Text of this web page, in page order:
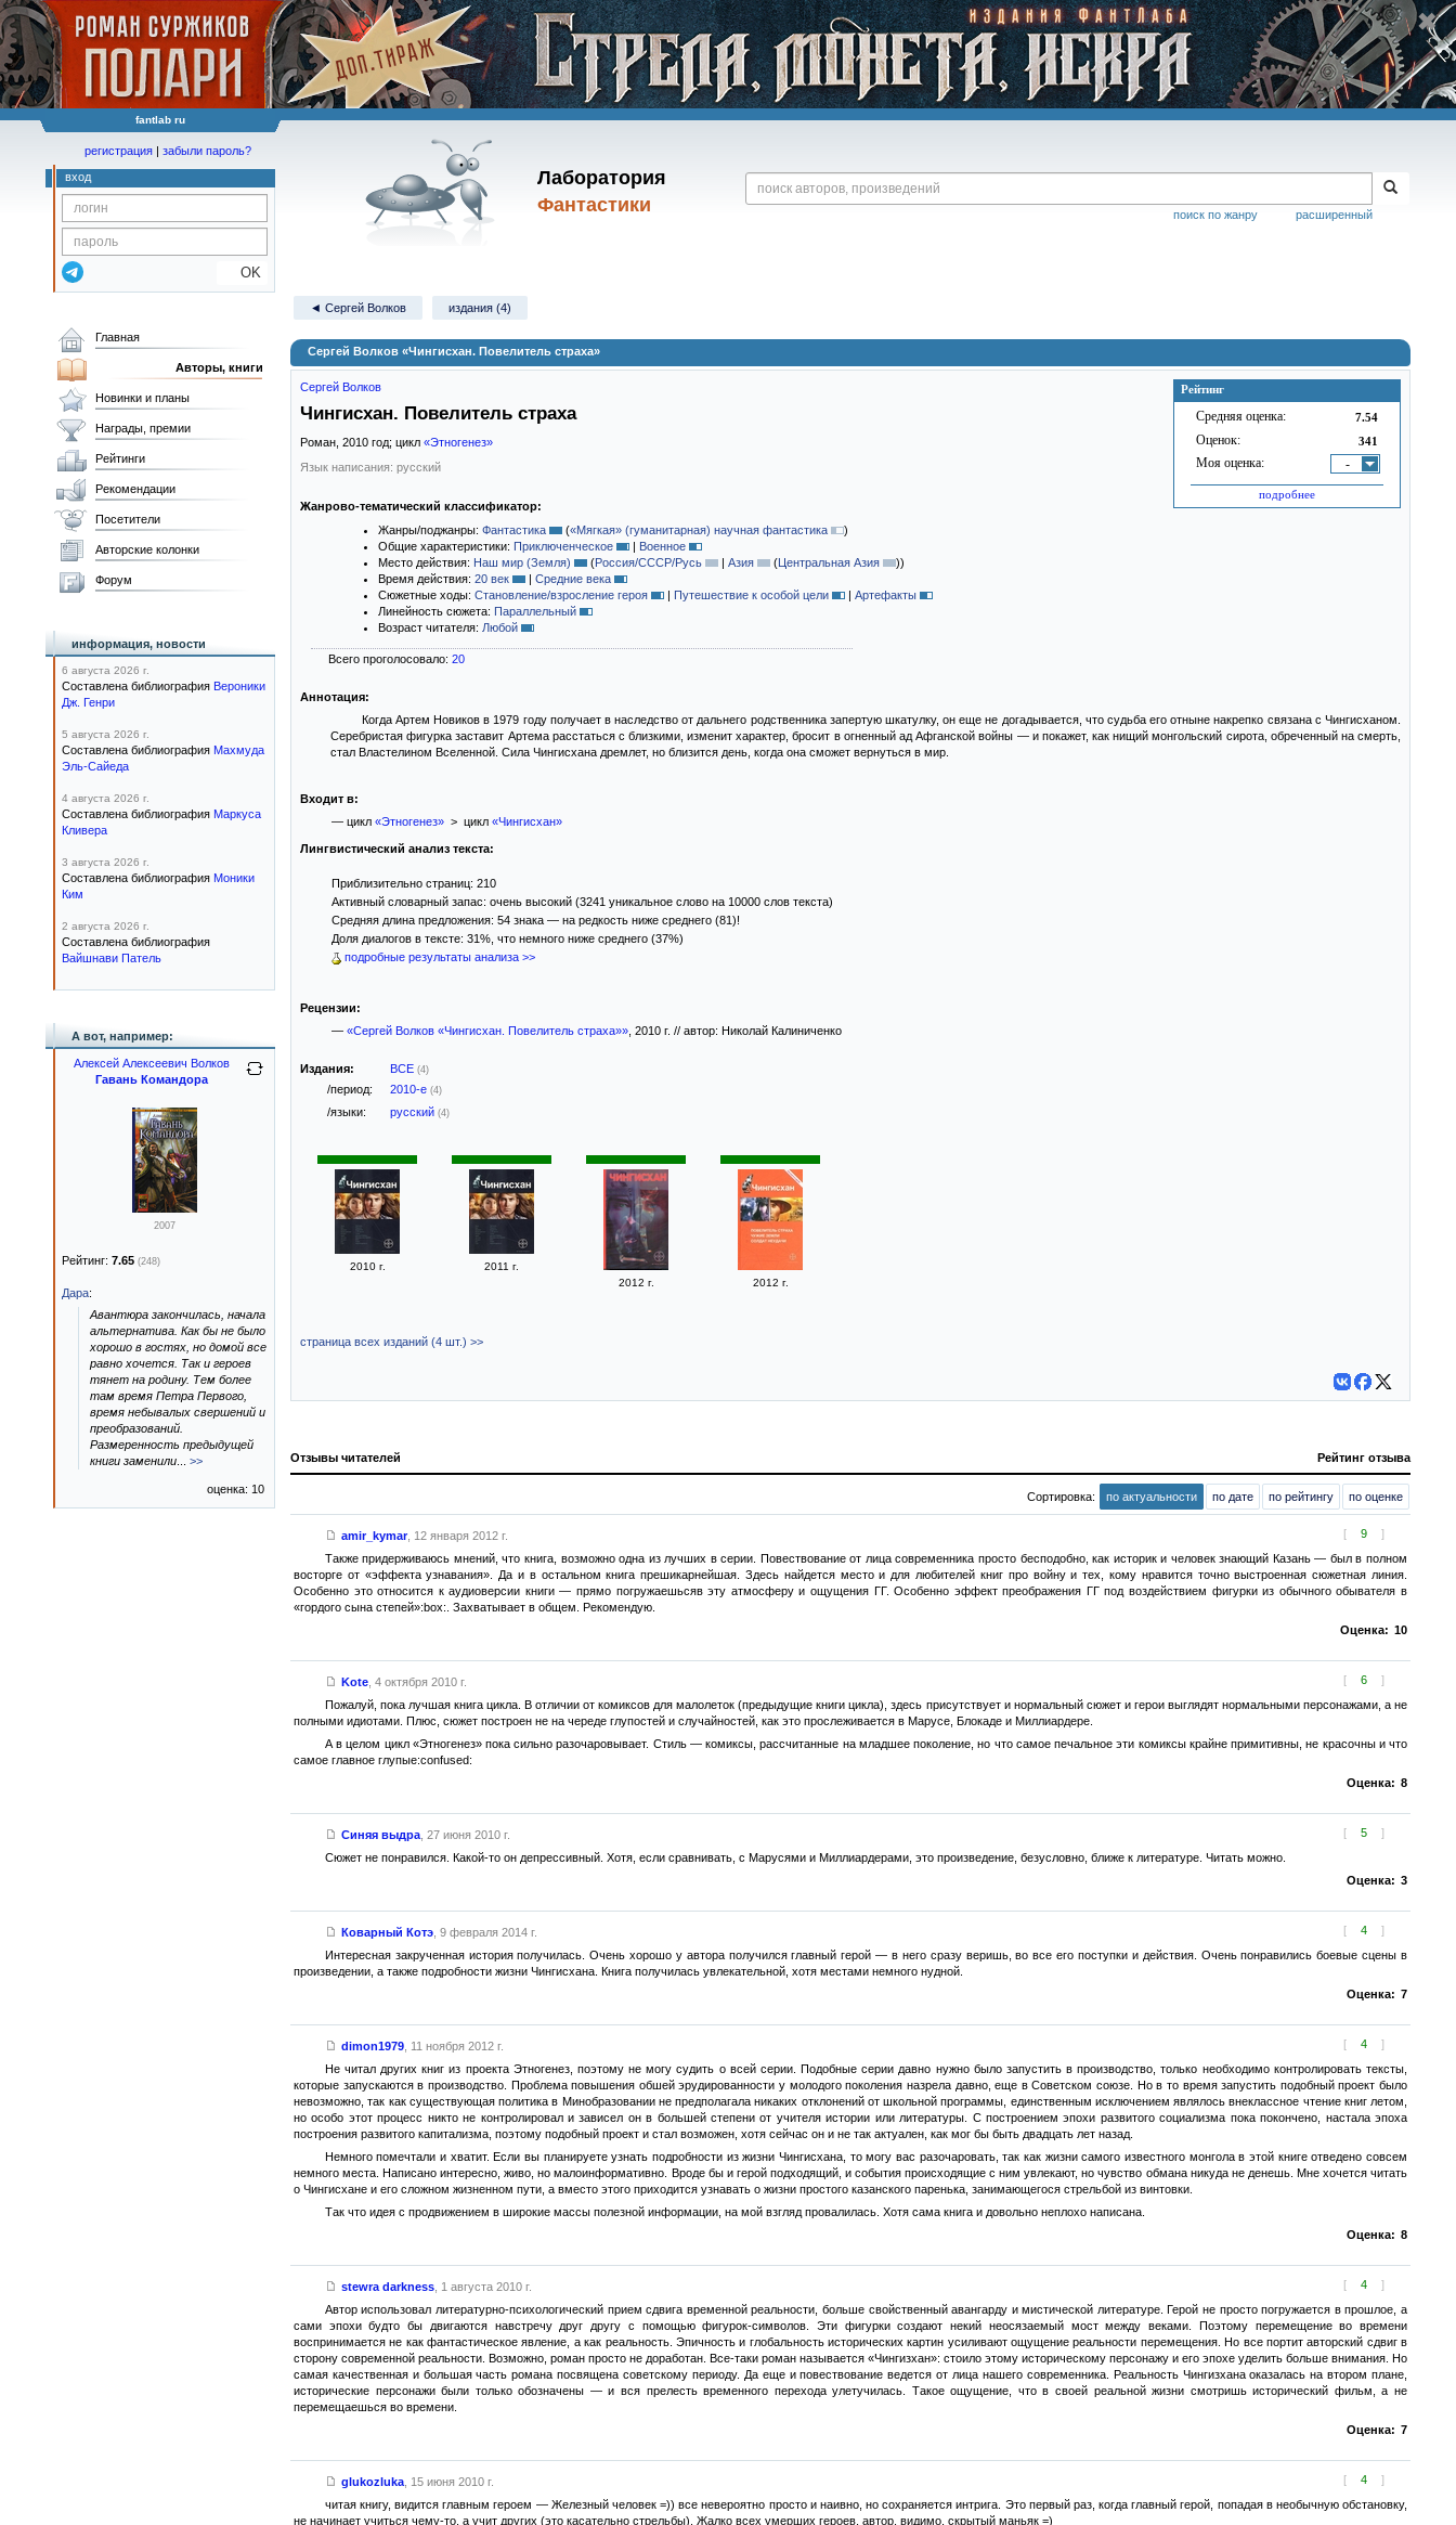
fantlab ru
Лаборатория
Фантастики
расширенный
поиск по жанру
регистрация | забыли пароль?
вход
OK
◄ Сергей Волков издания (4)
Сергей Волков «Чингисхан. Повелитель страха»
Рейтинг
Средняя оценка: 7.54
Оценок: 341
Моя оценка: -
подробнее
Сергей Волков
Чингисхан. Повелитель страха
Роман, 2010 год; цикл «Этногенез»
Язык написания: русский
Жанрово-тематический классификатор:
Жанры/поджанры: Фантастика («Мягкая» (гуманитарная) научная фантастика
)
Общие характеристики: Приключенческое | Военное
Место действия: Наш мир (Земля) (Россия/СССР/Русь | Азия (Центральная Азия ))
Время действия: 20 век | Средние века
Сюжетные ходы: Становление/взросление героя | Путешествие к особой цели | Артефакты
Линейность сюжета: Параллельный
Возраст читателя: Любой
Всего проголосовало: 20
Аннотация:
Когда Артем Новиков в 1979 году получает в наследство от дальнего родственника запертую шкатулку, он еще не догадывается, что судьба его отныне накрепко связана с Чингисханом.
Серебристая фигурка заставит Артема расстаться с близкими, изменит характер, бросит в огненный ад Афганской войны — и покажет, как нищий монгольский сирота, обреченный на смерть,
стал Властелином Вселенной. Сила Чингисхана дремлет, но близится день, когда она сможет вернуться в мир.
Входит в:
— цикл «Этногенез»> цикл «Чингисхан»
Лингвистический анализ текста:
Приблизительно страниц: 210
Активный словарный запас: очень высокий (3241 уникальное слово на 10000 слов текста)
Средняя длина предложения: 54 знака — на редкость ниже среднего (81)!
Доля диалогов в тексте: 31%, что немного ниже среднего (37%)
подробные результаты анализа >>
Рецензии:
— «Сергей Волков «Чингисхан. Повелитель страха»», 2010 г. // автор: Николай Калиниченко
Издания: ВСЕ (4)
/период: 2010-е (4)
/языки: русский (4)
2010 г.
2011 г.
2012 г.
2012 г.
страница всех изданий (4 шт.) >>
Отзывы читателей Рейтинг отзыва
Сортировка: по актуальности по дате по рейтингу по оценке
[ 9 ]
amir_kymar, 12 января 2012 г.
Также придерживаюсь мнений, что книга, возможно одна из лучших в серии. Повествование от лица современника просто бесподобно, как историк и человек знающий Казань — был в полном
восторге от «эффекта узнавания». Да и в остальном книга прешикарнейшая. Здесь найдется место и для любителей книг про войну и тех, кому нравится точно выстроенная сюжетная линия.
Особенно это относится к аудиоверсии книги — прямо погружаешьсяв эту атмосферу и ощущения ГГ. Особенно эффект преображения ГГ под воздействием фигурки из обычного обывателя в
«гордого сына степей»:box:. Захватывает в общем. Рекомендую.
Оценка: 10
[ 6 ]
Kote, 4 октября 2010 г.
Пожалуй, пока лучшая книга цикла. В отличии от комиксов для малолеток (предыдущие книги цикла), здесь присутствует и нормальный сюжет и герои выглядят нормальными персонажами, а не
полными идиотами. Плюс, сюжет построен не на череде глупостей и случайностей, как это прослеживается в Марусе, Блокаде и Миллиардере.
А в целом цикл «Этногенез» пока сильно разочаровывает. Стиль — комиксы, рассчитанные на младшее поколение, но что самое печальное эти комиксы крайне примитивны, не красочны и что
самое главное глупые:confused:
Оценка: 8
[ 5 ]
Синяя выдра, 27 июня 2010 г.
Сюжет не понравился. Какой-то он депрессивный. Хотя, если сравнивать, с Марусями и Миллиардерами, это произведение, безусловно, ближе к литературе. Читать можно.
Оценка: 3
[ 4 ]
Коварный Котэ, 9 февраля 2014 г.
Интересная закрученная история получилась. Очень хорошо у автора получился главный герой — в него сразу веришь, во все его поступки и действия. Очень понравились боевые сцены в
произведении, а также подробности жизни Чингисхана. Книга получилась увлекательной, хотя местами немного нудной.
Оценка: 7
[ 4 ]
dimon1979, 11 ноября 2012 г.
Не читал других книг из проекта Этногенез, поэтому не могу судить о всей серии. Подобные серии давно нужно было запустить в производство, только необходимо контролировать тексты,
которые запускаются в производство. Проблема повышения обшей эрудированности у молодого поколения назрела давно, еще в Советском союзе. Но в то время запустить подобный проект было
невозможно, так как существующая политика в Минобразовании не предполагала никаких отклонений от школьной программы, единственным исключением являлось внеклассное чтение книг летом,
но особо этот процесс никто не контролировал и зависел он в большей степени от учителя истории или литературы. С построением эпохи развитого социализма пока покончено, настала эпоха
построения развитого капитализма, поэтому подобный проект и стал возможен, хотя сейчас он и не так актуален, как мог бы быть двадцать лет назад.
Немного помечтали и хватит. Если вы планируете узнать подробности из жизни Чингисхана, то могу вас разочаровать, так как жизни самого известного монгола в этой книге отведено совсем
немного места. Написано интересно, живо, но малоинформативно. Вроде бы и герой подходящий, и события происходящие с ним увлекают, но чувство обмана никуда не денешь. Мне хочется читать
о Чингисхане и его сложном жизненном пути, а вместо этого приходится узнавать о жизни простого казанского паренька, занимающегося стрельбой из винтовки.
Так что идея с продвижением в широкие массы полезной информации, на мой взгляд провалилась. Хотя сама книга и довольно неплохо написана.
Оценка: 8
[ 4 ]
stewra darkness, 1 августа 2010 г.
Автор использовал литературно-психологический прием сдвига временной реальности, больше свойственный авангарду и мистической литературе. Герой не просто погружается в прошлое, а
сами эпохи будто бы двигаются навстречу друг другу с помощью фигурок-символов. Эти фигурки создают некий неосязаемый мост между веками. Поэтому перемещение во времени
воспринимается не как фантастическое явление, а как реальность. Эпичность и глобальность исторических картин усиливают ощущение реальности перемещения. Но все портит авторский сдвиг в
сторону современной реальности. Возможно, роман просто не доработан. Все-таки роман называется «Чингизхан»: стоило этому историческому персонажу и его эпохе уделить больше внимания. Но
самая качественная и большая часть романа посвящена советскому периоду. Да еще и повествование ведется от лица нашего современника. Реальность Чингизхана оказалась на втором плане,
исторические персонажи были только обозначены — и вся прелесть временного перехода улетучилась. Такое ощущение, что в своей реальной жизни смотришь исторический фильм, а не
перемещаешься во времени.
Оценка: 7
[ 4 ]
glukozluka, 15 июня 2010 г.
читая книгу, видится главным героем — Железный человек =)) все невероятно просто и наивно, но сохраняется интрига. Это первый раз, когда главный герой, попадая в необычную обстановку,
не начинает учиться чему-то, а учит других (это касательно стрельбы). Жалко всех умерших героев, автор, видимо, скрытый маньяк =)
Главная
Авторы, книги
Новинки и планы
Награды, премии
Рейтинги
Рекомендации
Посетители
Авторские колонки
Форум
информация, новости
6 августа 2026 г.
Составлена библиография Вероники
Дж. Генри
5 августа 2026 г.
Составлена библиография Махмуда
Эль-Сайеда
4 августа 2026 г.
Составлена библиография Маркуса
Кливера
3 августа 2026 г.
Составлена библиография Моники
Ким
2 августа 2026 г.
Составлена библиография
Вайшнави Патель
А вот, например:
Алексей Алексеевич Волков
Гавань Командора
2007
Рейтинг: 7.65 (248)
Дара:
Авантюра закончилась, начала
альтернатива. Как бы не было
хорошо в гостях, но домой все
равно хочется. Так и героев
тянет на родину. Тем более
там время Петра Первого,
время небывалых свершений и
преобразований.
Размеренность предыдущей
книги заменили
>>
оценка: 10